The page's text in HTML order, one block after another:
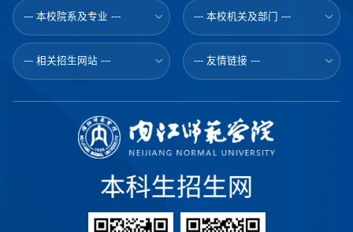
--- 本校院系及专业 --- --- 本校机关及部门 ---
--- 相关招生网站 --- --- 友情链接 ---